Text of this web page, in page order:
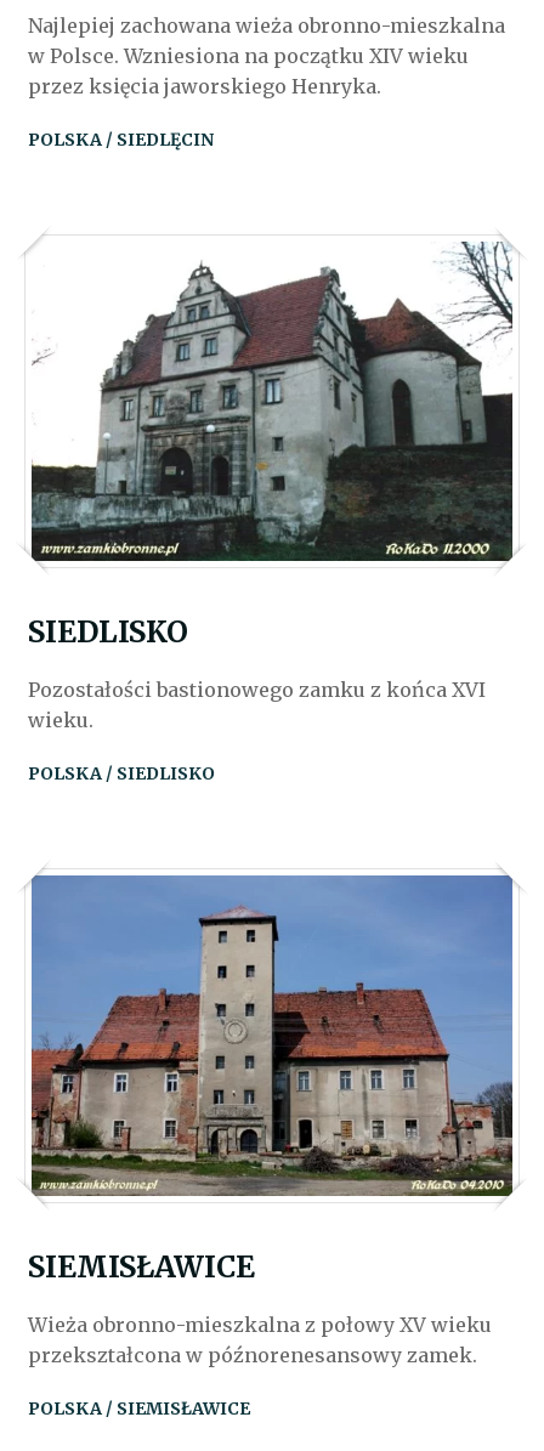
Najlepiej zachowana wieża obronno-mieszkalna
w Polsce. Wzniesiona na początku XIV wieku
przez księcia jaworskiego Henryka.
POLSKA / SIEDLĘCIN
SIEDLISKO
Pozostałości bastionowego zamku z końca XVI
wieku.
POLSKA / SIEDLISKO
SIEMISŁAWICE
Wieża obronno-mieszkalna z połowy XV wieku
przekształcona w późnorenesansowy zamek.
POLSKA / SIEMISŁAWICE